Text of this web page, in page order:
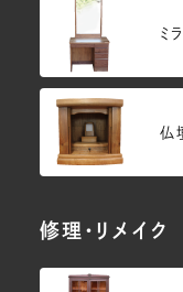
ミ
仏
修理・リメイク